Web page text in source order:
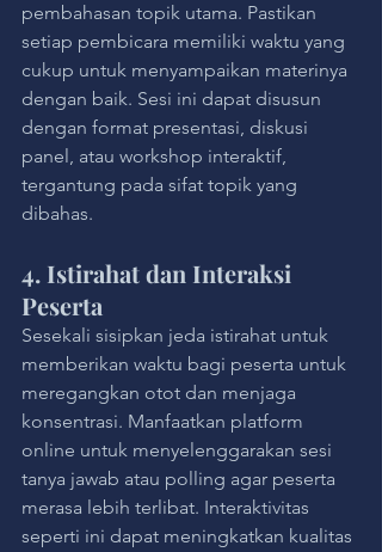
pembahasan topik utama. Pastikan
setiap pembicara memiliki waktu yang
cukup untuk menyampaikan materinya
dengan baik. Sesi ini dapat disusun
dengan format presentasi, diskusi
panel, atau workshop interaktif,
tergantung pada sifat topik yang
dibahas.
4. Istirahat dan Interaksi
Peserta
Sesekali sisipkan jeda istirahat untuk
memberikan waktu bagi peserta untuk
meregangkan otot dan menjaga
konsentrasi. Manfaatkan platform
online untuk menyelenggarakan sesi
tanya jawab atau polling agar peserta
merasa lebih terlibat. Interaktivitas
seperti ini dapat meningkatkan kualitas